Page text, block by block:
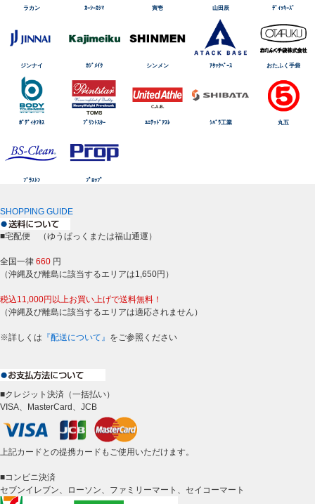
ラカン ｶｰｼｰｶｼﾏ 寅壱 山田辰 ﾃﾞｨｯｷｰｽﾞ
ジンナイ ｶｼﾞﾒｲｸ シンメン ｱﾀｯｸﾍﾞｰｽ おたふく手袋
ﾎﾞﾃﾞｨﾀﾌﾈｽ ﾌﾟﾘﾝﾄｽﾀｰ ﾕﾆﾃｯﾄﾞｱｽﾚ ｼﾊﾞﾗ工業 丸五
ﾌﾞﾗｽﾄﾝ ﾌﾟﾛｯﾌﾟ
SHOPPING GUIDE
■宅配便 （ゆうぱっくまたは福山通運）
全国一律 660 円
（沖縄及び離島に該当するエリアは1,650円）
税込11,000円以上お買い上げで送料無料！
（沖縄及び離島に該当するエリアは適応されません）
※詳しくは 『配送について』 をご参照ください
■クレジット決済（一括払い）
VISA、MasterCard、JCB
上記カードとの提携カードもご使用いただけます。
■コンビニ決済
セブンイレブン、ローソン、ファミリーマート、セイコーマート